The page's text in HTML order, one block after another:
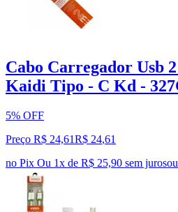
Cabo Carregador Usb
Kaidi Tipo - C Kd -
5% OFF
Preço R$ 24,61R$ 24,61
no Pix Ou 1x de R$ 25,90 sem jurosou